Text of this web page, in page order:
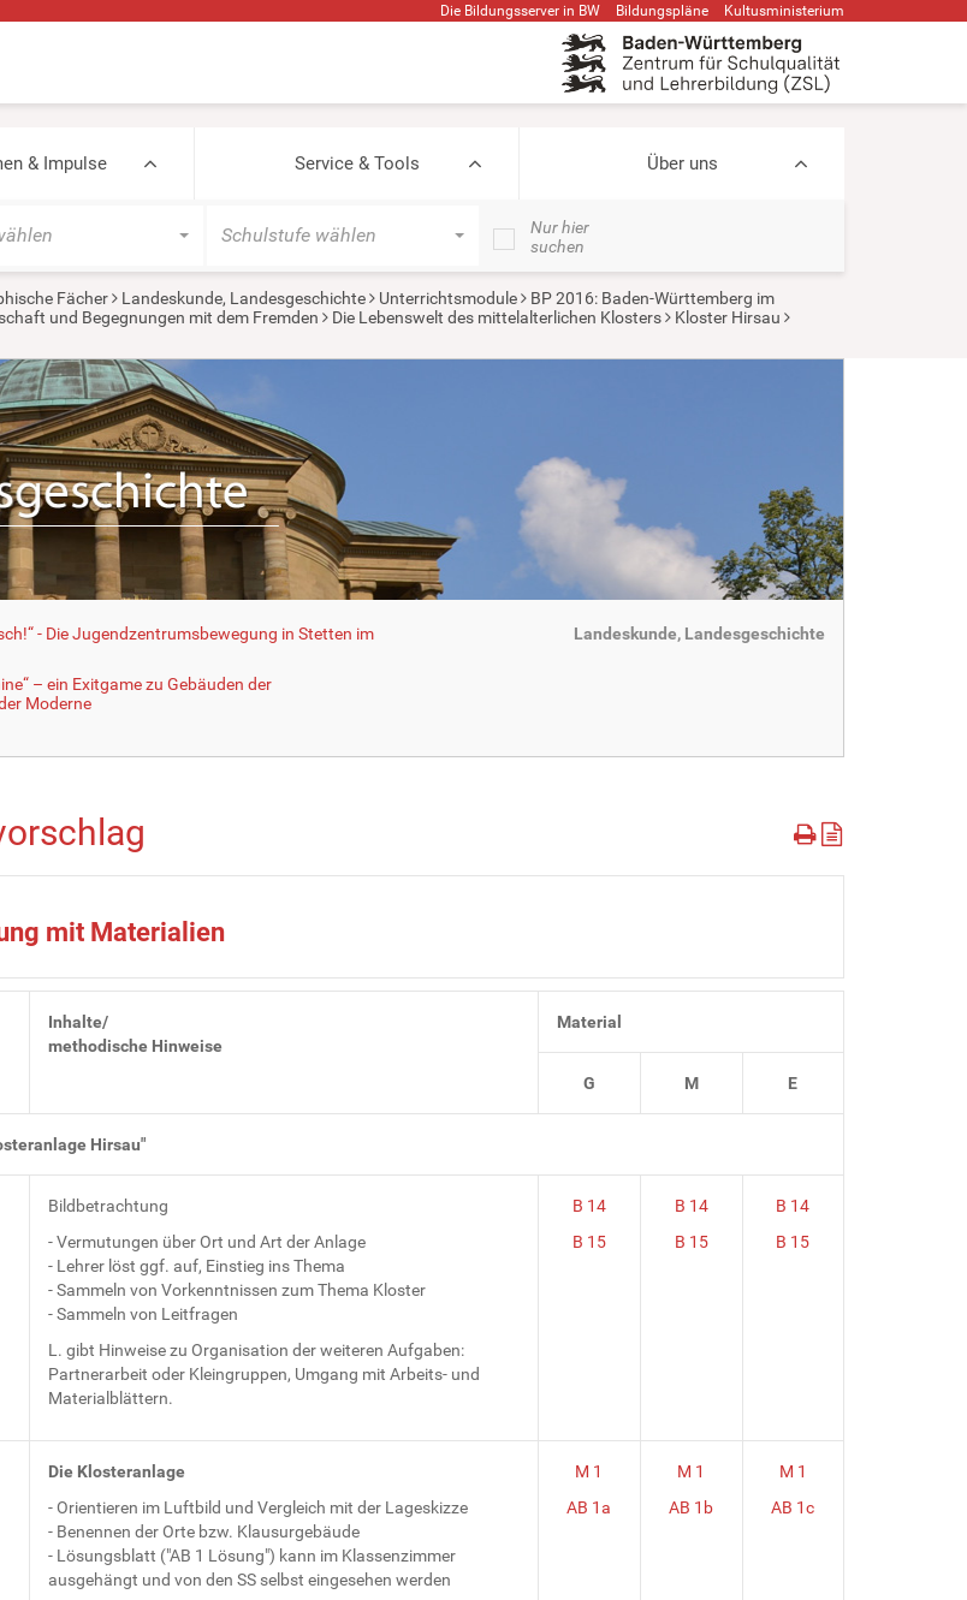
Die Bildungsserver in BW Bildungspläne Kultusministerium
& Impulse Service & Tools Über uns
Schulstufe wählen
Nur hier
suchen
Fächer Landeskunde, Landesgeschichte Unterrichtsmodule
BP 2016: Baden-Württemberg im
und Begegnungen mit dem Fremden Die Lebenswelt des mittelalterlichen Klosters
Kloster Hirsau
- Die Jugendzentrumsbewegung in Stetten im
– ein Exitgame zu Gebäuden der
Moderne
Landeskunde, Landesgeschichte
mit Materialien
Inhalte/
methodische Hinweise
Material
G M E
Hirsau"
Bildbetrachtung
- Vermutungen über Ort und Art der Anlage
- Lehrer löst ggf. auf, Einstieg ins Thema
- Sammeln von Vorkenntnissen zum Thema Kloster
- Sammeln von Leitfragen
L. gibt Hinweise zu Organisation der weiteren Aufgaben:
Partnerarbeit oder Kleingruppen, Umgang mit Arbeits- und
Materialblättern.
B 14
B 15
B 14
B 15
B 14
B 15
Die Klosteranlage
- Orientieren im Luftbild und Vergleich mit der Lageskizze
- Benennen der Orte bzw. Klausurgebäude
- Lösungsblatt ("AB 1 Lösung") kann im Klassenzimmer
ausgehängt und von den SS selbst eingesehen werden
M 1
AB 1a
M 1
AB 1b
M 1
AB 1c